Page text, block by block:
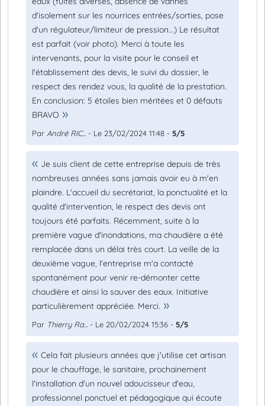
d'isolement sur les nourrices entrées/sorties, pose
d'un régulateur/limiteur de pression...) Le résultat
est parfait (voir photo). Merci à toute les
intervenants, pour la visite pour le conseil et
l'établissement des devis, le suivi du dossier, le
respect des rendez vous, la qualité de la prestation.
En conclusion: 5 étoiles bien méritées et 0 défauts
BRAVO
Par André RIC... - Le 23/02/2024 11:48 - 5/5
Je suis client de cette entreprise depuis de très
nombreuses années sans jamais avoir eu à m'en
plaindre. L'accueil du secrétariat, la ponctualité et la
qualité d'intervention, le respect des devis ont
toujours été parfaits. Récemment, suite à la
première vague d'inondations, ma chaudière a été
remplacée dans un délai très court. La veille de la
deuxième vague, l'entreprise m'a contacté
spontanément pour venir re-démonter cette
chaudière et ainsi la sauver des eaux. Initiative
particulièrement appréciée. Merci.
Par Thierry Ra... - Le 20/02/2024 15:36 - 5/5
Cela fait plusieurs années que j'utilise cet artisan
pour le chauffage, le sanitaire, prochainement
l'installation d'un nouvel adoucisseur d'eau,
professionnel ponctuel et pédagogique qui écoute